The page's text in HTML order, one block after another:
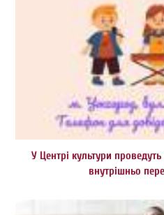
У Центрі культури
внутрішньо